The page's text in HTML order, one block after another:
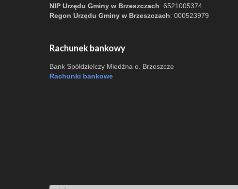
NIP Urzędu Gminy w Brzeszczach: 6521005374
Regon Urzędu Gminy w Brzeszczach: 000523979
Rachunek bankowy
Bank Spółdzielczy Miedźna o. Brzeszcze
Rachunki bankowe